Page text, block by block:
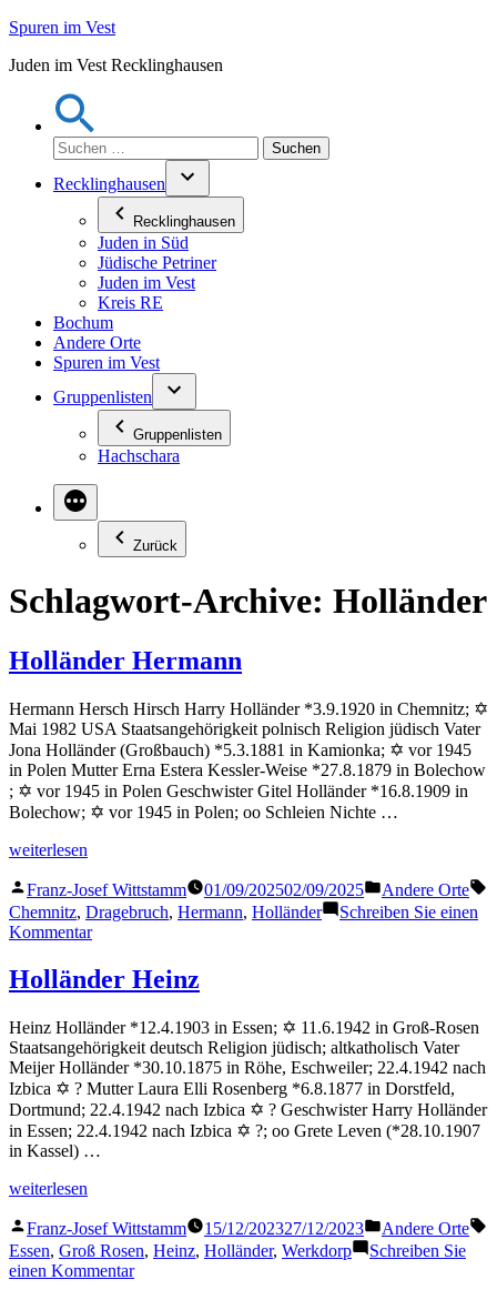
Zum
springen
Spuren im Vest
Juden im Vest Recklinghausen
Suchen
nach:
Recklinghausen
Recklinghausen
Juden in Süd
Jüdische Petriner
Juden im Vest
Kreis RE
Bochum
Andere Orte
Spuren im Vest
Gruppenlisten
Gruppenlisten
Hachschara
Zurück
Schlagwort-Archive: Holländer
Holländer Hermann
Hermann Hersch Hirsch Harry Holländer *3.9.1920 in Chemnitz; ✡
Mai 1982 USA Staatsangehörigkeit polnisch Religion jüdisch Vater
Jona Holländer (Großbauch) *5.3.1881 in Kamionka; ✡ vor 1945
in Polen Mutter Erna Estera Kessler-Weise *27.8.1879 in Bolechow
; ✡ vor 1945 in Polen Geschwister Gitel Holländer *16.8.1909 in
Bolechow; ✡ vor 1945 in Polen; oo Schleien Nichte …
„Holländer
weiterlesen
Veröffentlicht
von
Franz-Josef Wittstamm 01/09/202502/09/2025
Veröffentlicht
in
Andere Orte
Chemnitz, Dragebruch, Hermann, Holländer
Schreiben Sie einen
Kommentarzu
Hermann
Holländer Heinz
Heinz Holländer *12.4.1903 in Essen; ✡ 11.6.1942 in Groß-Rosen
Staatsangehörigkeit deutsch Religion jüdisch; altkatholisch Vater
Meijer Holländer *30.10.1875 in Röhe, Eschweiler; 22.4.1942 nach
Izbica ✡ ? Mutter Laura Elli Rosenberg *6.8.1877 in Dorstfeld,
Dortmund; 22.4.1942 nach Izbica ✡ ? Geschwister Harry Holländer
in Essen; 22.4.1942 nach Izbica ✡ ?; oo Grete Leven (*28.10.1907
in Kassel) …
„Holländer
weiterlesen
Veröffentlicht
von
Franz-Josef Wittstamm 15/12/202327/12/2023
Veröffentlicht
in
Andere Orte
Essen, Groß Rosen, Heinz, Holländer, Werkdorp
Schreiben Sie
einen Kommentarzu